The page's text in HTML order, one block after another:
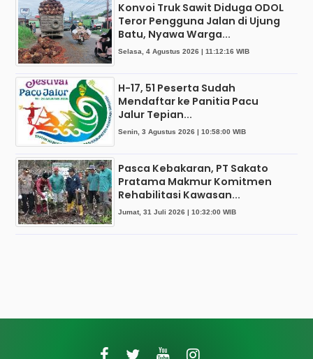
Konvoi Truk Sawit Diduga ODOL
Teror Pengguna Jalan di Ujung
Batu, Nyawa Warga...
Selasa, 4 Agustus 2026 | 11:12:16 WIB
H-17, 51 Peserta Sudah
Mendaftar ke Panitia Pacu
Jalur Tepian...
Senin, 3 Agustus 2026 | 10:58:00 WIB
Pasca Kebakaran, PT Sakato
Pratama Makmur Komitmen
Rehabilitasi Kawasan...
Jumat, 31 Juli 2026 | 10:32:00 WIB